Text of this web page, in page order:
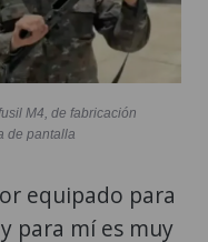
M4, de fabricación
de pantalla
equipado para
para mí es muy